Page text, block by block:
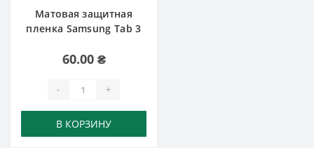
Матовая защитная
пленка Samsung Tab 3
60.00 ₴
- +
В КОРЗИНУ